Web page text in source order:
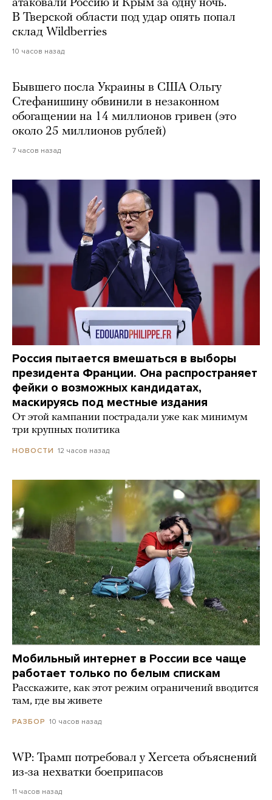
атаковали Россию и Крым за одну ночь.
В Тверской области под удар опять попал
склад Wildberries
10 часов назад
Бывшего посла Украины в США Ольгу
Стефанишину обвинили в незаконном
обогащении на 14 миллионов гривен (это
около 25 миллионов рублей)
7 часов назад
Россия пытается вмешаться в выборы
президента Франции. Она распространяет
фейки о возможных кандидатах,
маскируясь под местные издания
От этой кампании пострадали уже как минимум
три крупных политика
НОВОСТИ 12 часов назад
Мобильный интернет в России все чаще
работает только по белым спискам
Расскажите, как этот режим ограничений вводится
там, где вы живете
РАЗБОР 10 часов назад
WP: Трамп потребовал у Хегсета объяснений
из-за нехватки боеприпасов
11 часов назад